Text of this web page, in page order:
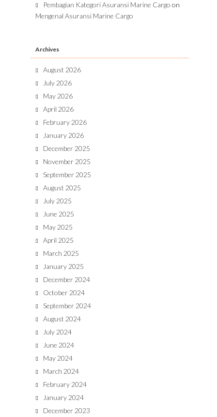
Pembagian Kategori Asuransi Marine Cargo on
Mengenal Asuransi Marine Cargo
Archives
August 2026
July 2026
May 2026
April 2026
February 2026
January 2026
December 2025
November 2025
September 2025
August 2025
July 2025
June 2025
May 2025
April 2025
March 2025
January 2025
December 2024
October 2024
September 2024
August 2024
July 2024
June 2024
May 2024
March 2024
February 2024
January 2024
December 2023